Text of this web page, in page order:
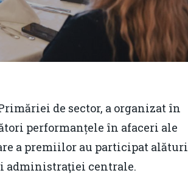
de sector, a organizat în
performanțele în afaceri ale
a premiilor au participat alături
administraţiei centrale.